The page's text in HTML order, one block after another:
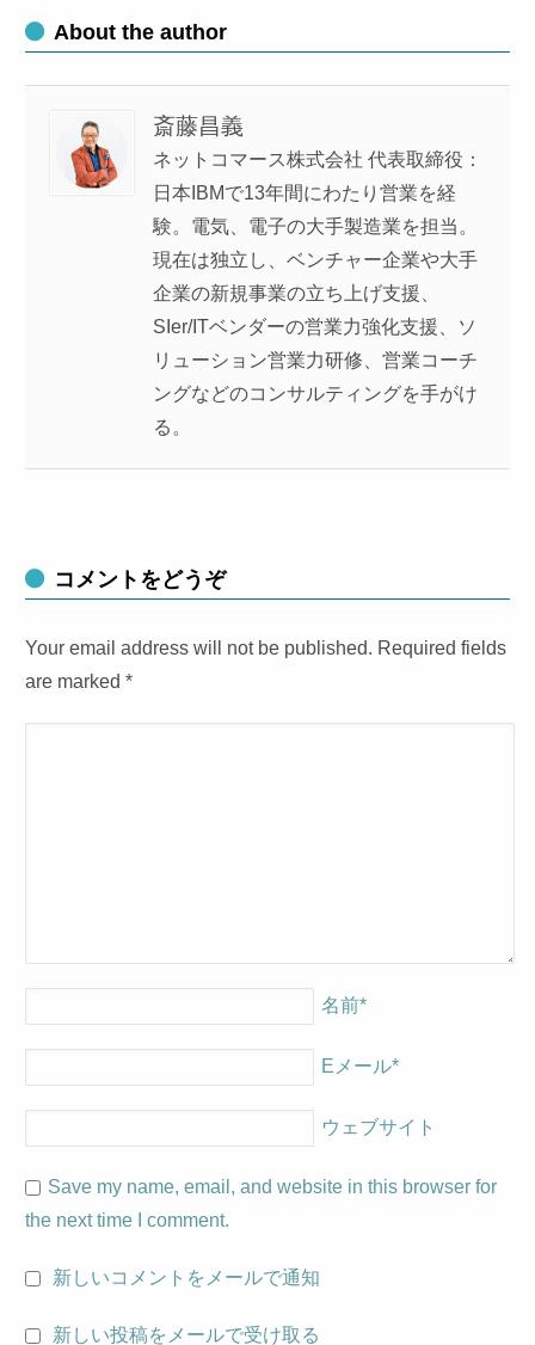
About the author
斎藤昌義
ネットコマース株式会社 代表取締役：
日本IBMで13年間にわたり営業を経
験。電気、電子の大手製造業を担当。
現在は独立し、ベンチャー企業や大手
企業の新規事業の立ち上げ支援、
SIer/ITベンダーの営業力強化支援、ソ
リューション営業力研修、営業コーチ
ングなどのコンサルティングを手がけ
る。
コメントをどうぞ
Your email address will not be published. Required fields
are marked*
名前*
Eメール*
ウェブサイト
Save my name, email, and website in this browser for
the next time I comment.
新しいコメントをメールで通知
新しい投稿をメールで受け取る